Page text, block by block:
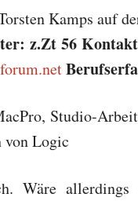
z.Zt 56
Studio-
von Logic
Wäre